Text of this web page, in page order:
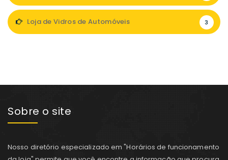
Loja de Vidros de Automóveis 3
Sobre o site
Nosso diretório especializado em "Horários de funcionamento